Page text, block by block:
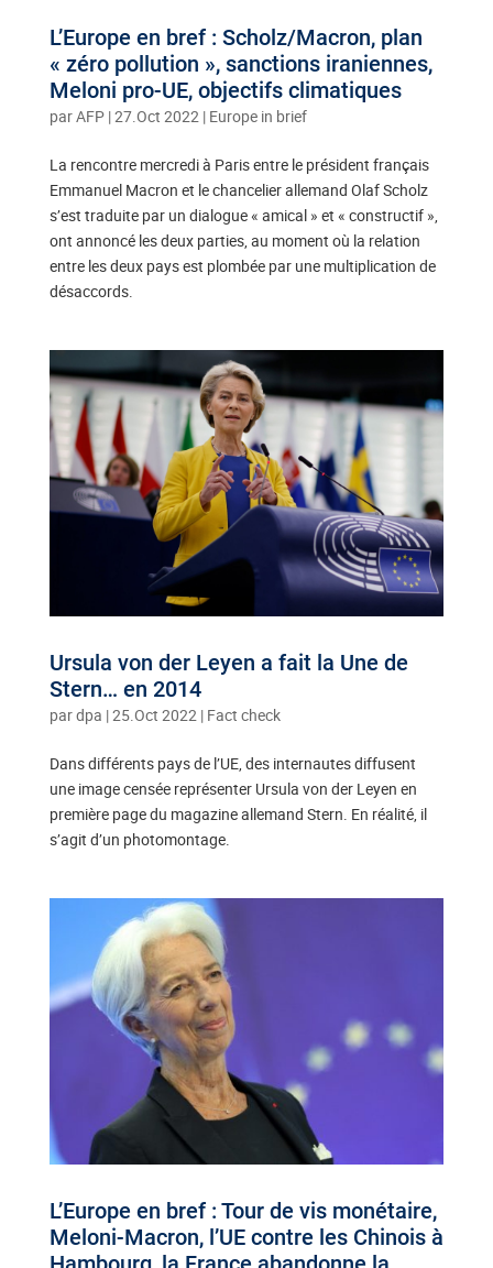
L’Europe en bref : Scholz/Macron, plan
« zéro pollution », sanctions iraniennes,
Meloni pro-UE, objectifs climatiques
parAFP|27.Oct 2022| Europe in brief
La rencontre mercredi à Paris entre le président français
Emmanuel Macron et le chancelier allemand Olaf Scholz
s’est traduite par un dialogue « amical » et « constructif »,
ont annoncé les deux parties, au moment où la relation
entre les deux pays est plombée par une multiplication de
désaccords.
Ursula von der Leyen a fait la Une de
Stern… en 2014
pardpa |25.Oct 2022| Fact check
Dans différents pays de l’UE, des internautes diffusent
une image censée représenter Ursula von der Leyen en
première page du magazine allemand Stern. En réalité, il
s’agit d’un photomontage.
L’Europe en bref : Tour de vis monétaire,
Meloni-Macron, l’UE contre les Chinois à